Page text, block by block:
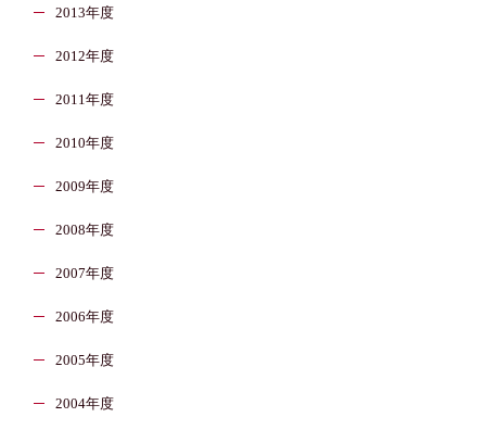
2013年度
2012年度
2011年度
2010年度
2009年度
2008年度
2007年度
2006年度
2005年度
2004年度